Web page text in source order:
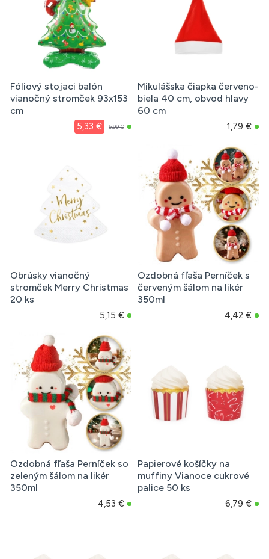
Fóliový stojaci balón
vianočný stromček 93x153
cm
5,33 € 6,99 €
Mikulášska čiapka červeno-
biela 40 cm, obvod hlavy
60 cm
1,79 €
Obrúsky vianočný
stromček Merry Christmas
20 ks
5,15 €
Ozdobná fľaša Perníček s
červeným šálom na likér
350ml
4,42 €
Ozdobná fľaša Perníček so
zeleným šálom na likér
350ml
4,53 €
Papierové košíčky na
muffiny Vianoce cukrové
palice 50 ks
6,79 €